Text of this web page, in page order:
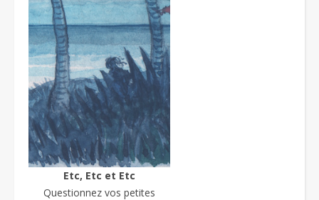
Etc, Etc et Etc
Questionnez vos petites